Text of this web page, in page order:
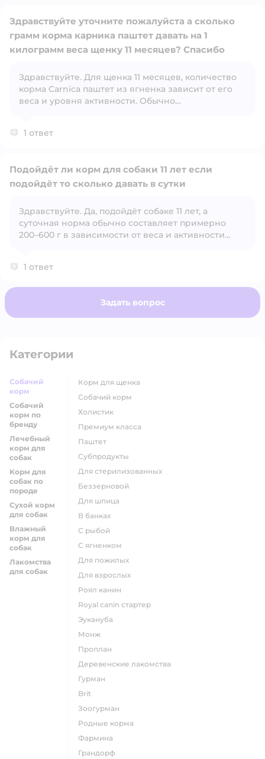
Открыть вопрос
Здравствуйте уточните пожалуйста а сколько
грамм корма карника паштет давать на 1
килограмм веса щенку 11 месяцев? Спасибо
Здравствуйте. Для щенка 11 месяцев, количество
корма Carnica паштет из ягненка зависит от его
веса и уровня активности. Обычно
для щенков.
1 ответ
Открыть вопрос
Подойдёт ли корм для собаки 11 лет если
подойдёт то сколько давать в сутки
Здравствуйте. Да, подойдёт собаке 11 лет, а
суточная норма обычно составляет примерно
200–600 г в зависимости от веса и активности
1 ответ
Задать вопрос
Категории
Собачий
корм
Собачий
корм по
бренду
Лечебный
корм для
собак
Корм для
собак по
породе
Сухой корм
для собак
Влажный
корм для
собак
Лакомства
для собак
корм для щенка
собачий корм
холистик
премиум класса
паштет
субпродукты
для стерилизованных
беззерновой
для шпица
в банках
с рыбой
с ягненком
для пожилых
для взрослых
роял канин
Royal canin стартер
эукануба
монж
проплан
деревенские лакомства
гурман
brit
зоогурман
родные корма
фармина
грандорф